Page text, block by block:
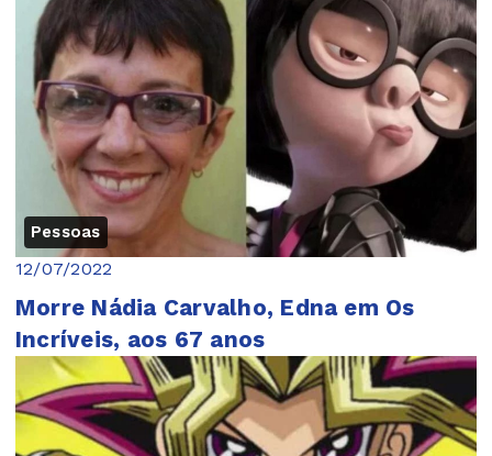
Pessoas
12/07/2022
Morre Nádia Carvalho, Edna em Os
Incríveis, aos 67 anos